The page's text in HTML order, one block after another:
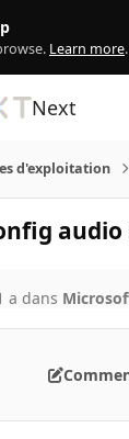
Learn more.
Next
d'exploitation
audio
a dans